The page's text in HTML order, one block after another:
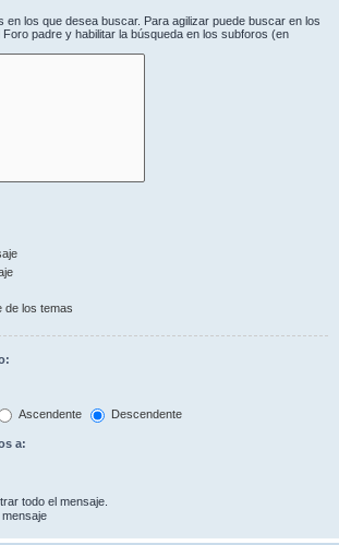
en los que desea buscar. Para agilizar puede buscar en los
padre y habilitar la búsqueda en los subforos (en
de los temas
Ascendente
Descendente
a:
todo el mensaje.